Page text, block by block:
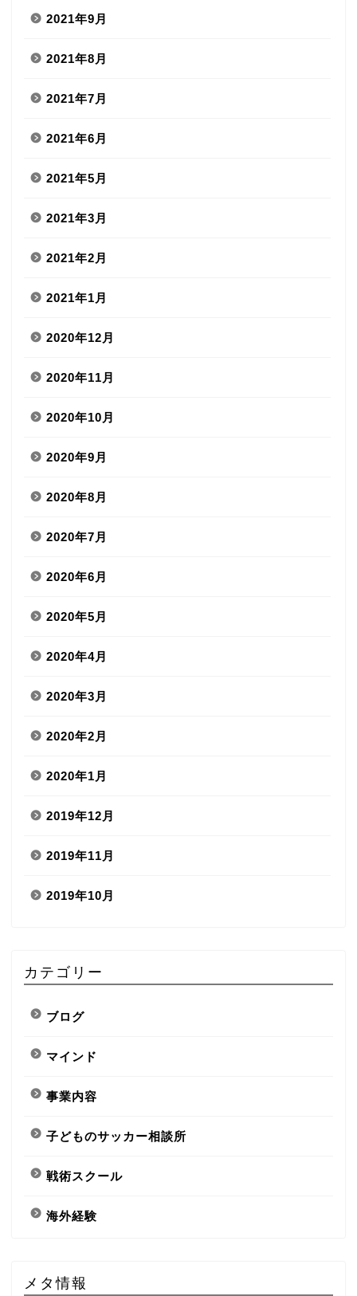
2021年9月
2021年8月
2021年7月
2021年6月
2021年5月
2021年3月
2021年2月
2021年1月
2020年12月
2020年11月
2020年10月
2020年9月
2020年8月
2020年7月
2020年6月
2020年5月
2020年4月
2020年3月
2020年2月
2020年1月
2019年12月
2019年11月
2019年10月
カテゴリー
ブログ
マインド
事業内容
子どものサッカー相談所
戦術スクール
海外経験
メタ情報